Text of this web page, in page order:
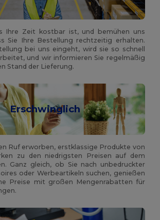
Ihre Zeit kostbar ist, und bemühen uns
Sie Ihre Bestellung rechtzeitig erhalten.
bei uns eingeht, wird sie so schnell
und wir informieren Sie regelmäßig
Stand der Lieferung.
Erschwinglich
Ruf erworben, erstklassige Produkte von
zu den niedrigsten Preisen auf dem
Ganz gleich, ob Sie nach unbedruckter
oder Werbeartikeln suchen, genießen
Preise mit großen Mengenrabatten für